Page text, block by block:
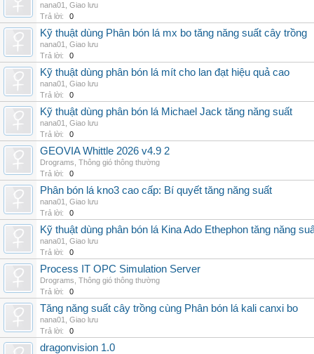
nana01
Giao lưu
Trả lời:
0
Kỹ thuật dùng Phân bón lá mx bo tăng năng suất cây trồng
nana01
Giao lưu
Trả lời:
0
Kỹ thuật dùng phân bón lá mít cho lan đạt hiệu quả cao
nana01
Giao lưu
Trả lời:
0
Kỹ thuật dùng phân bón lá Michael Jack tăng năng suất
nana01
Giao lưu
Trả lời:
0
GEOVIA Whittle 2026 v4.9 2
Drograms Thông gió thông thường
Trả lời:
0
Phân bón lá kno3 cao cấp: Bí quyết tăng năng suất
nana01
Giao lưu
Trả lời:
0
Kỹ thuật dùng phân bón lá Kina Ado Ethephon tăng năng
nana01
Giao lưu
Trả lời:
0
Process IT OPC Simulation Server
Drograms Thông gió thông thường
Trả lời:
0
Tăng năng suất cây trồng cùng Phân bón lá kali canxi bo
nana01
Giao lưu
Trả lời:
0
dragonvision 1.0